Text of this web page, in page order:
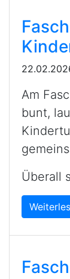
Am
bunt,
Überall